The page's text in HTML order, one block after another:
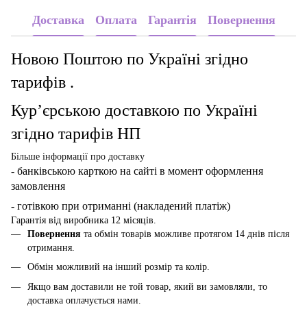
Доставка Оплата Гарантія Повернення
Новою Поштою по Україні згідно
тарифів .
Кур’єрською доставкою по Україні
згідно тарифів НП
Більше інформації про доставку
- банківською карткою на сайті в момент оформлення
замовлення
- готівкою при отриманні (накладений платіж)
Гарантія від виробника 12 місяців.
Повернення та обмін товарів можливе протягом 14 днів після
отримання.
Обмін можливий на інший розмір та колір.
Якщо вам доставили не той товар, який ви замовляли, то
доставка оплачується нами.